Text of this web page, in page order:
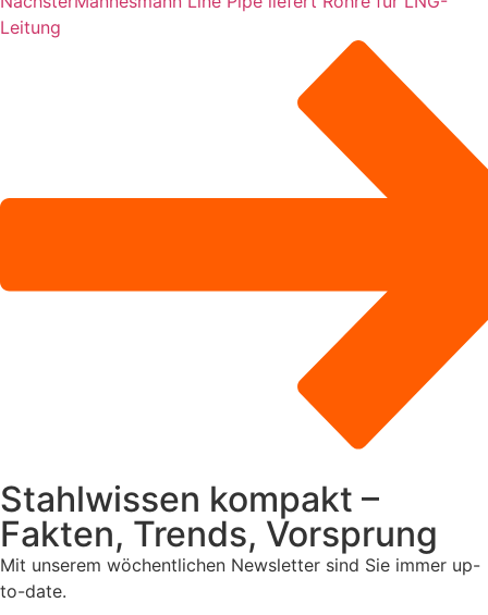
Leitung
Stahlwissen kompakt –
Fakten, Trends, Vorsprung
Mit unserem wöchentlichen Newsletter sind Sie immer up-
to-date.